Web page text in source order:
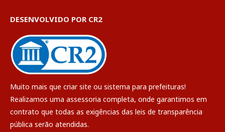
DESENVOLVIDO POR CR2
Muito mais que criar site ou sistema para prefeituras!
Realizamos uma assessoria completa, onde garantimos em
contrato que todas as exigências das leis de transparência
pública serão atendidas.